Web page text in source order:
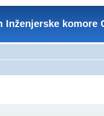
Inženjerske komore